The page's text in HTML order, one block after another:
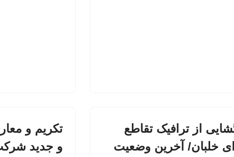
از ترافیک تقاطع
خلبان/ آخرین وضعیت
تکریم و
و جدید